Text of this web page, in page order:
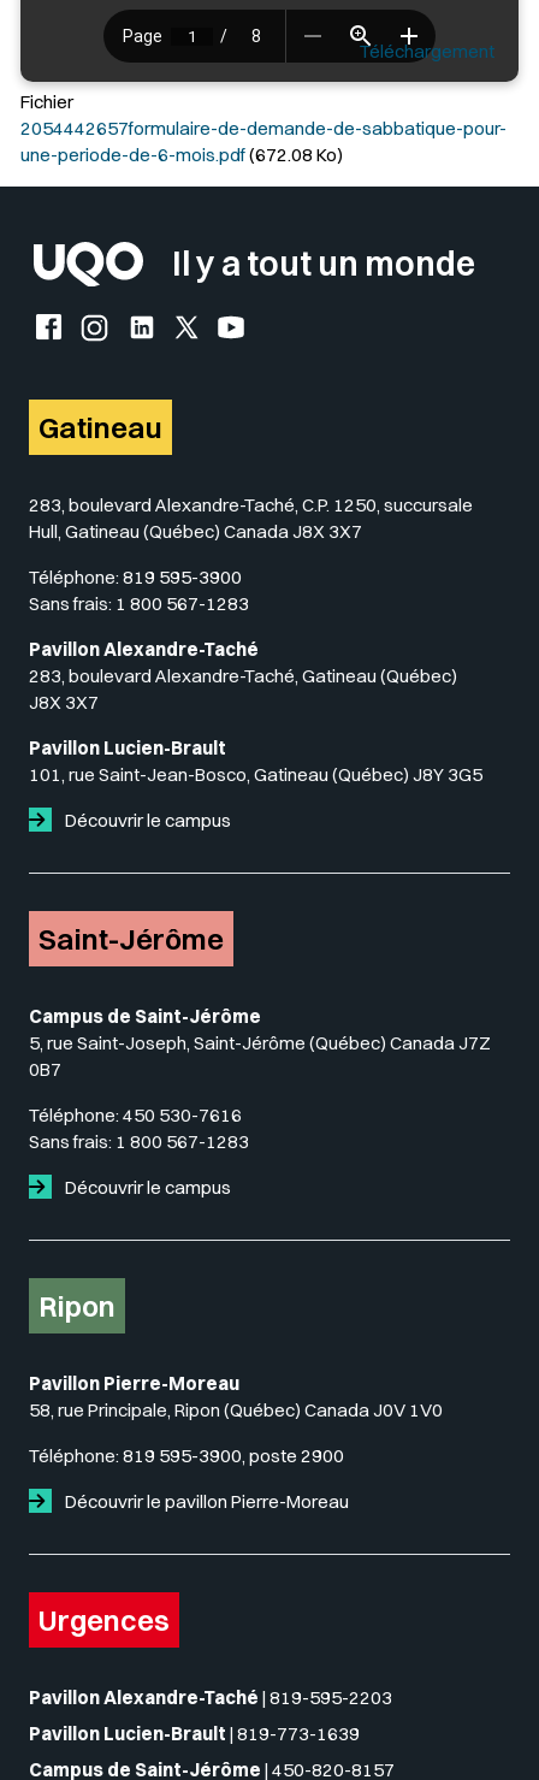
Téléchargement
Fichier
2054442657formulaire-de-demande-de-sabbatique-pour-
une-periode-de-6-mois.pdf(672.08 Ko)
Il y a tout un monde
Facebook de l'UQO
Instagram de l'UQO
LinkedIn de l'UQO
X (Twitter) de l'UQO
YouTube de l'UQO
Gatineau
283, boulevard Alexandre-Taché, C.P. 1250, succursale
Hull, Gatineau (Québec) Canada J8X 3X7
Téléphone: 819 595-3900
Sans frais: 1 800 567-1283
Pavillon Alexandre-Taché
283, boulevard Alexandre-Taché, Gatineau (Québec)
J8X 3X7
Pavillon Lucien-Brault
101, rue Saint-Jean-Bosco, Gatineau (Québec) J8Y 3G5
Découvrir le campus
Saint-Jérôme
Campus de Saint-Jérôme
5, rue Saint-Joseph, Saint-Jérôme (Québec) Canada J7Z
0B7
Téléphone: 450 530-7616
Sans frais: 1 800 567-1283
Découvrir le campus
Ripon
Pavillon Pierre-Moreau
58, rue Principale, Ripon (Québec) Canada J0V 1V0
Téléphone: 819 595-3900, poste 2900
Découvrir le pavillon Pierre-Moreau
Urgences
Pavillon Alexandre-Taché | 819-595-2203
Pavillon Lucien-Brault | 819-773-1639
Campus de Saint-Jérôme | 450-820-8157